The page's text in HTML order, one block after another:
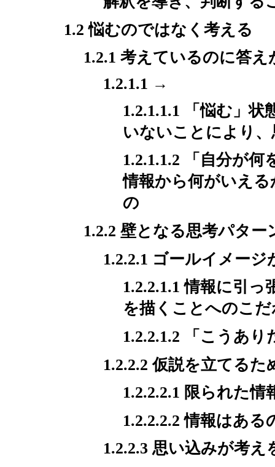
1.2 悩むのではなく考える
1.2.1 考えているのに答え
1.2.1.1 →
1.2.1.1.1 「悩む」
いないことにより
1.2.1.1.2 「自分が
情報から何がいえ
の
1.2.2 壁となる思考パター
1.2.2.1 ゴールイメージ
1.2.2.1.1 情報に引
を描くことへのこ
1.2.2.1.2 「こうあ
1.2.2.2 仮説を立てる
1.2.2.2.1 限られた
1.2.2.2.2 情報はあ
1.2.2.3 思い込みが考え